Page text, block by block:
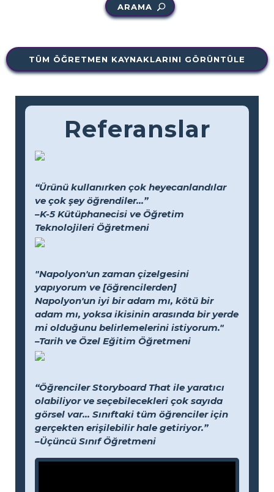
ARAMA
TÜM ÖĞRETMEN KAYNAKLARINI GÖRÜNTÜLE
Referanslar
“Ürünü kullanırken çok heyecanlandılar
ve çok şey öğrendiler...”
–K-5 Kütüphanecisi ve Öğretim
Teknolojileri Öğretmeni
"Napolyon'un zaman çizelgesini
yapıyorum ve [öğrencilerden]
Napolyon'un iyi bir adam mı, kötü bir
adam mı, yoksa ikisinin arasında bir yerde
mi olduğunu belirlemelerini istiyorum."
–Tarih ve Özel Eğitim Öğretmeni
“Öğrenciler Storyboard That ile yaratıcı
olabiliyor ve seçebilecekleri çok sayıda
görsel var... Sınıftaki tüm öğrenciler için
gerçekten erişilebilir hale getiriyor.”
–Üçüncü Sınıf Öğretmeni